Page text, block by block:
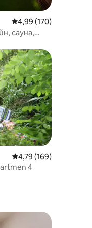
Средна оценка: 4,99
4,99 (170)
сауна,
Средна оценка: 4,79
4,79 (169)
4